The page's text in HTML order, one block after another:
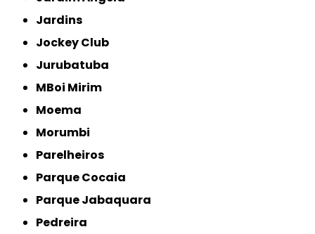
Jardins
Jockey Club
Jurubatuba
MBoi Mirim
Moema
Morumbi
Parelheiros
Parque Cocaia
Parque Jabaquara
Pedreira